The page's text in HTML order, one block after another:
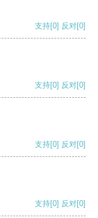
支持[0] 反对[0]
支持[0] 反对[0]
支持[0] 反对[0]
支持[0] 反对[0]